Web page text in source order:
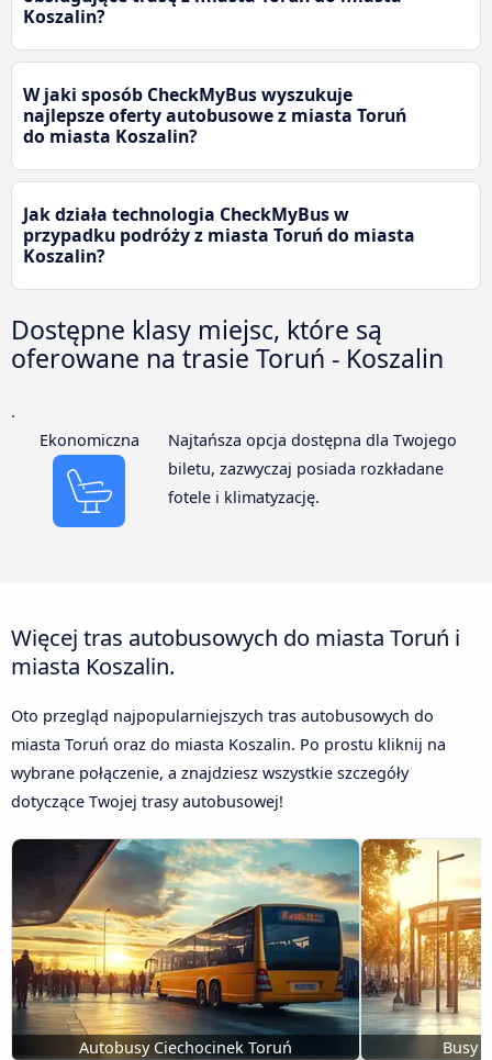
Koszalin?
W jaki sposób CheckMyBus wyszukuje
najlepsze oferty autobusowe z miasta Toruń
do miasta Koszalin?
Jak działa technologia CheckMyBus w
przypadku podróży z miasta Toruń do miasta
Koszalin?
Dostępne klasy miejsc, które są
oferowane na trasie Toruń - Koszalin
.
Ekonomiczna
Najtańsza opcja dostępna dla Twojego
biletu, zazwyczaj posiada rozkładane
fotele i klimatyzację.
Więcej tras autobusowych do miasta Toruń i
miasta Koszalin.
Oto przegląd najpopularniejszych tras autobusowych do
miasta Toruń oraz do miasta Koszalin. Po prostu kliknij na
wybrane połączenie, a znajdziesz wszystkie szczegóły
dotyczące Twojej trasy autobusowej!
Autobusy Ciechocinek Toruń Busy